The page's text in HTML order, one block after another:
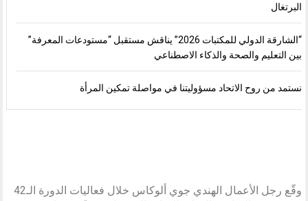
البرتغال
“الشارقة الدولي للمكتبات 2026” يناقش مستقبل “مستودعات المعرفة”
بين التعليم والصحة والذكاء الاصطناعي
نستمد من روح الاتحاد مسؤوليتنا في مواصلة تمكين المرأة
وقّع رجل الأعمال الهندي جوي ألوكاس خلال فعاليات الدورة الـ42